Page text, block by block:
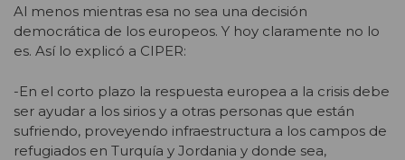
Al menos mientras esa no sea una decisión
democrática de los europeos. Y hoy claramente no lo
es. Así lo explicó a CIPER:
-En el corto plazo la respuesta europea a la crisis debe
ser ayudar a los sirios y a otras personas que están
sufriendo, proveyendo infraestructura a los campos de
refugiados en Turquía y Jordania y donde sea,